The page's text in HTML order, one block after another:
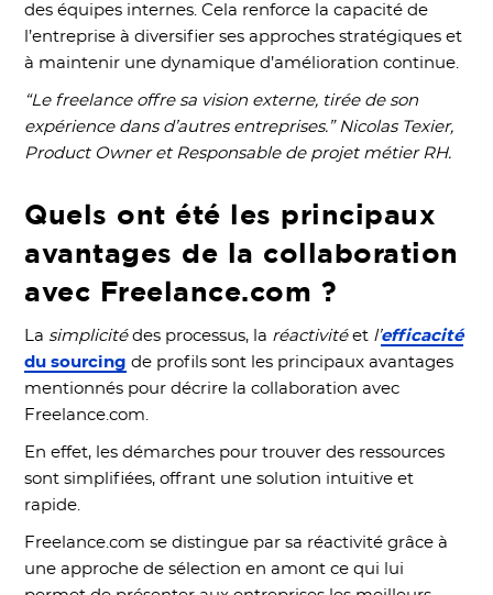
des équipes internes. Cela renforce la capacité de
l’entreprise à diversifier ses approches stratégiques et
à maintenir une dynamique d’amélioration continue.
“Le freelance offre sa vision externe, tirée de son
expérience dans d’autres entreprises.” Nicolas Texier,
Product Owner et Responsable de projet métier RH.
Quels ont été les principaux
avantages de la collaboration
avec Freelance.com ?
La simplicitédes processus, la réactivitéet l’efficacité
du sourcing de profils sont les principaux avantages
mentionnés pour décrire la collaboration avec
Freelance.com.
En effet, les démarches pour trouver des ressources
sont simplifiées, offrant une solution intuitive et
rapide.
Freelance.com se distingue par sa réactivité grâce à
une approche de sélection en amont ce qui lui